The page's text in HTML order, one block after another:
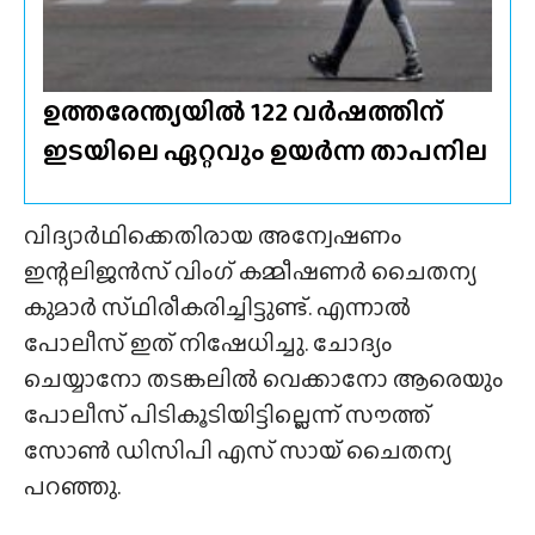
ഉത്തരേന്ത്യയിൽ 122 വർഷത്തിന്
ഇടയിലെ ഏറ്റവും ഉയർന്ന താപനില
വിദ്യാര്‍ഥിക്കെതിരായ അന്വേഷണം
ഇന്റലിജന്‍സ് വിംഗ് കമ്മീഷണര്‍ ചൈതന്യ
കുമാര്‍ സ്‌ഥിരീകരിച്ചിട്ടുണ്ട്. എന്നാല്‍
പോലീസ് ഇത് നിഷേധിച്ചു. ചോദ്യം
ചെയ്യാനോ തടങ്കലില്‍ വെക്കാനോ ആരെയും
പോലീസ് പിടികൂടിയിട്ടില്ലെന്ന് സൗത്ത്
സോണ്‍ ഡിസിപി എസ് സായ് ചൈതന്യ
പറഞ്ഞു.